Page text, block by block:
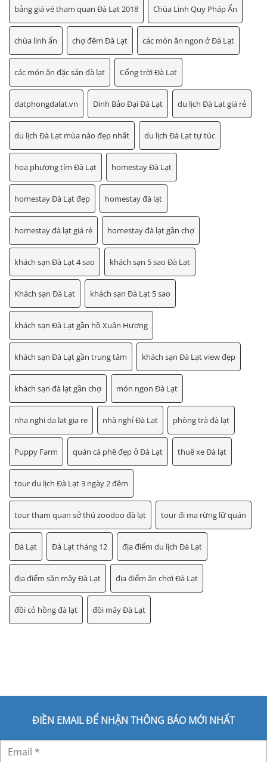
bảng giá vé tham quan Đà Lạt 2018 Chùa Linh Quy Pháp Ấn
chùa linh ẩn chợ đêm Đà Lạt các món ăn ngon ở Đà Lạt
các món ăn đặc sản đà lạt Cổng trời Đà Lạt
datphongdalat.vn Dinh Bảo Đại Đà Lạt du lịch Đà Lạt giá rẻ
du lịch Đà Lạt mùa nào đẹp nhất du lịch Đà Lạt tự túc
hoa phượng tím Đà Lạt homestay Đà Lạt
homestay Đà Lạt đẹp homestay đà lạt
homestay đà lạt giá rẻ homestay đà lạt gần chợ
khách sạn Đà Lạt 4 sao khách sạn 5 sao Đà Lạt
Khách sạn Đà Lạt khách sạn Đà Lạt 5 sao
khách sạn Đà Lạt gần hồ Xuân Hương
khách sạn Đà Lạt gần trung tâm khách sạn Đà Lạt view đẹp
khách sạn đà lạt gần chợ món ngon Đà Lạt
nha nghi da lat gia re nhà nghỉ Đà Lạt phòng trà đà lạt
Puppy Farm quán cà phê đẹp ở Đà Lạt thuê xe Đà lạt
tour du lịch Đà Lạt 3 ngày 2 đêm
tour tham quan sở thú zoodoo đà lạt tour đi ma rừng lữ quán
Đà Lạt Đà Lạt tháng 12 địa điểm du lịch Đà Lạt
địa điểm săn mây Đà Lạt địa điểm ăn chơi Đà Lạt
đồi cỏ hồng đà lạt đồi mây Đà Lạt
ĐIỀN EMAIL ĐỂ NHẬN THÔNG BÁO MỚI NHẤT